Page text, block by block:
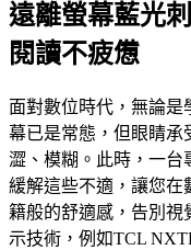
遠離螢幕藍光
閱讀不疲憊
面對數位時代，無論是
幕已是常態，但眼睛承
澀、模糊。此時，一台
緩解這些不適，讓您在
籍般的舒適感，告別視
示技術，例如TCL